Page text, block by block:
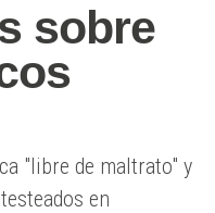
sobre
"libre de maltrato" y
en